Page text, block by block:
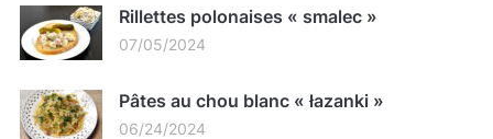
Rillettes polonaises « smalec »
07/05/2024
Pâtes au chou blanc « łazanki »
06/24/2024